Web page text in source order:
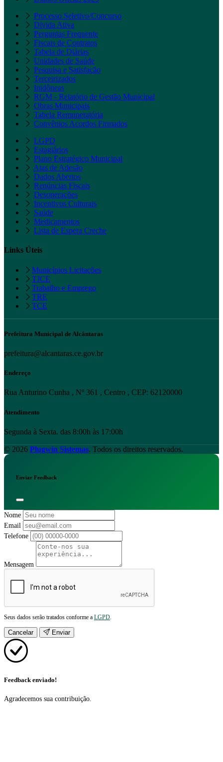
Processo Seletivo/Concurso
Dívida Ativa
Perguntas Frequente
Fiscais de Contratos
Tabela de Diárias
Unidades de Saúde
Pesquisa e Satisfação
Terceirizados
Inidôneas
RGM - Relatório de Gestão Municipal
Obras Municipais
Tabela Remuneratória
Convênios Acordos Firmados
LGPD
Estagiários
Plano Estratégico Municipal
Atas de Adesão
Dados Abertos
Renúncias Fiscais
Desonerações
Incentivos Culturais
Saúde
Medicamentos
Lista de Espera Creche
Links Úteis
Municípios Licitações
TJCE
Trabalho e Emprego
TRE
TCE
Prefeitura Municipal de Alcântaras
prefeitura@alcantaras.ce.gov.br
Endereço
Rua Anturino Cunha , Nº 361 , Centro , CEP: 62120000
Atendimento
Segunda à Sexta. das 8:00h às 17:00h
© 2026 Plugwin Sistemas. Todos os direitos reservados.
Enviar Feedback
Nome
Email
Telefone
Mensagem
Seus dados serão tratados conforme a LGPD
Cancelar Enviar
Feedback enviado!
Agradecemos sua contribuição.